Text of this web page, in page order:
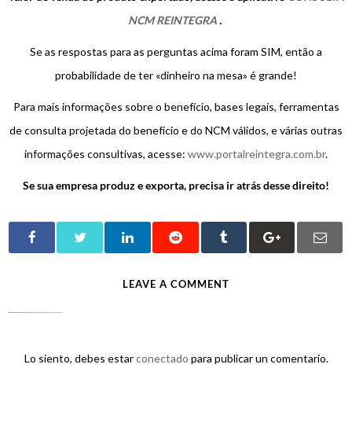
NCM REINTEGRA .
Se as respostas para as perguntas acima foram SIM, então a
probabilidade de ter «dinheiro na mesa» é grande!
Para mais informações sobre o benefício, bases legais, ferramentas
de consulta projetada do benefício e do NCM válidos, e várias outras
informações consultivas, acesse: www.portalreintegra.com.br.
Se sua empresa produz e exporta, precisa ir atrás desse direito!
LEAVE A COMMENT
Lo siento, debes estarconectado para publicar un comentario.